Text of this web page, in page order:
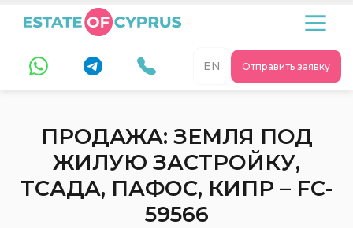
Отправить заявку
EN
ПРОДАЖА: ЗЕМЛЯ ПОД
ЖИЛУЮ ЗАСТРОЙКУ,
ТСАДА, ПАФОС, КИПР – FC-
59566